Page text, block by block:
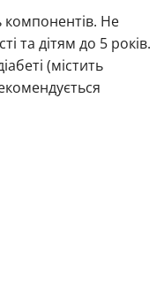
компонентів. Не
та дітям до 5 років.
(містить